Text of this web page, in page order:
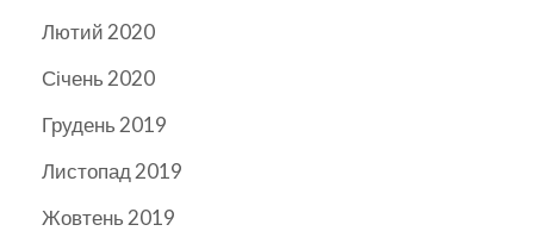
Лютий 2020
Січень 2020
Грудень 2019
Листопад 2019
Жовтень 2019